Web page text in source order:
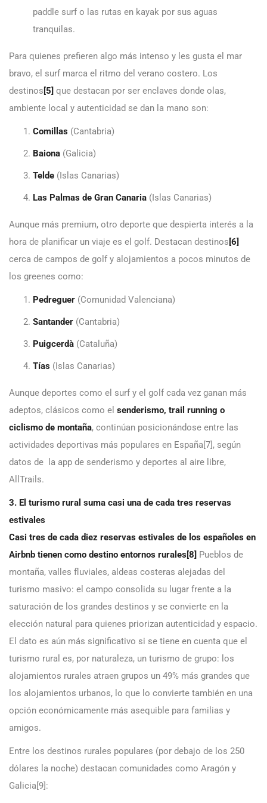
paddle surf o las rutas en kayak por sus aguas
tranquilas.
Para quienes prefieren algo más intenso y les gusta el mar
bravo, el surf marca el ritmo del verano costero. Los
destinos [5] que destacan por ser enclaves donde olas,
ambiente local y autenticidad se dan la mano son:
Comillas (Cantabria)
Baiona (Galicia)
Telde (Islas Canarias)
Las Palmas de Gran Canaria (Islas Canarias)
Aunque más premium, otro deporte que despierta interés a la
hora de planificar un viaje es el golf. Destacan destinos [6]
cerca de campos de golf y alojamientos a pocos minutos de
los greenes como:
Pedreguer (Comunidad Valenciana)
Santander (Cantabria)
Puigcerdà (Cataluña)
Tías (Islas Canarias)
Aunque deportes como el surf y el golf cada vez ganan más
adeptos, clásicos como el senderismo, trail running o
ciclismo de montaña, continúan posicionándose entre las
actividades deportivas más populares en España[7], según
datos de la app de senderismo y deportes al aire libre,
AllTrails.
3. El turismo rural suma casi una de cada tres reservas
estivales
Casi tres de cada diez reservas estivales de los españoles en
Airbnb tienen como destino entornos rurales[8] Pueblos de
montaña, valles fluviales, aldeas costeras alejadas del
turismo masivo: el campo consolida su lugar frente a la
saturación de los grandes destinos y se convierte en la
elección natural para quienes priorizan autenticidad y espacio.
El dato es aún más significativo si se tiene en cuenta que el
turismo rural es, por naturaleza, un turismo de grupo: los
alojamientos rurales atraen grupos un 49% más grandes que
los alojamientos urbanos, lo que lo convierte también en una
opción económicamente más asequible para familias y
amigos.
Entre los destinos rurales populares (por debajo de los 250
dólares la noche) destacan comunidades como Aragón y
Galicia[9]: